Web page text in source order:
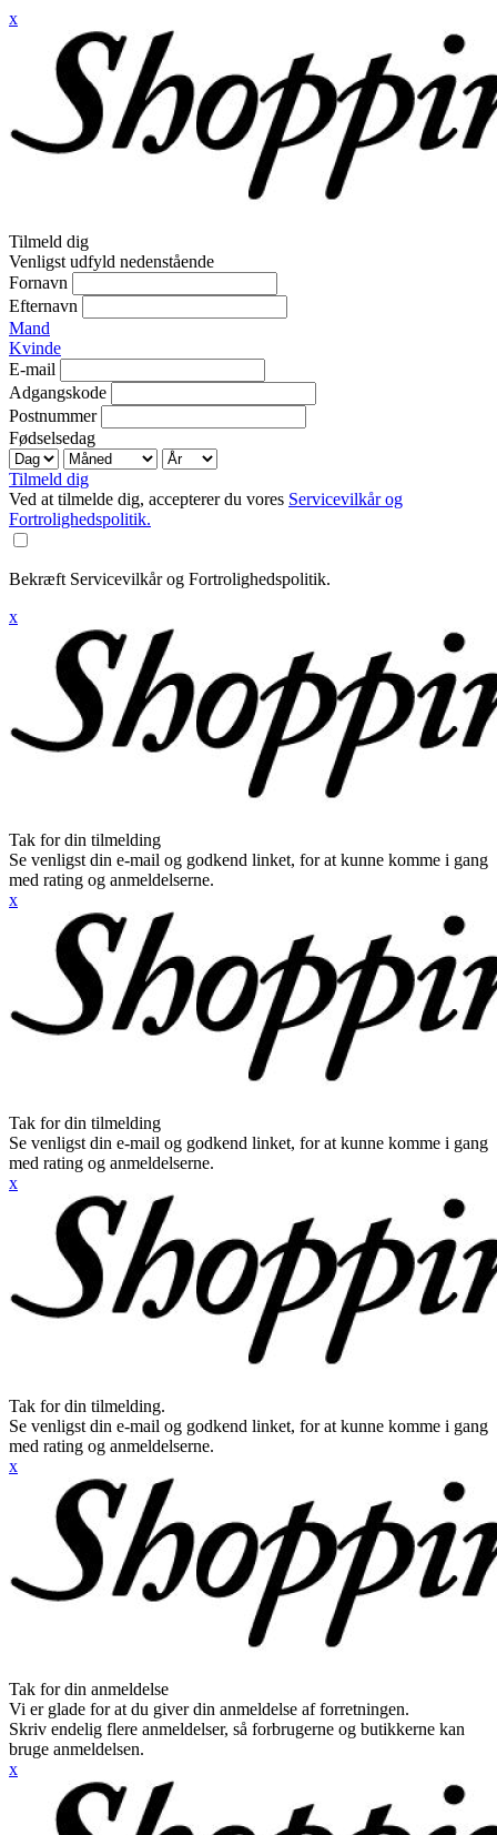
x
Tilmeld dig
Venligst udfyld nedenstående
Fornavn
Efternavn
Mand
Kvinde
E-mail
Adgangskode
Postnummer
Fødselsedag
Tilmeld dig
Ved at tilmelde dig, accepterer du vores Servicevilkår og
Fortrolighedspolitik.
Bekræft Servicevilkår og Fortrolighedspolitik.
x
Tak for din tilmelding
Se venligst din e-mail og godkend linket, for at kunne komme i gang
med rating og anmeldelserne.
x
Tak for din tilmelding
Se venligst din e-mail og godkend linket, for at kunne komme i gang
med rating og anmeldelserne.
x
Tak for din tilmelding.
Se venligst din e-mail og godkend linket, for at kunne komme i gang
med rating og anmeldelserne.
x
Tak for din anmeldelse
Vi er glade for at du giver din anmeldelse af forretningen.
Skriv endelig flere anmeldelser, så forbrugerne og butikkerne kan
bruge anmeldelsen.
x